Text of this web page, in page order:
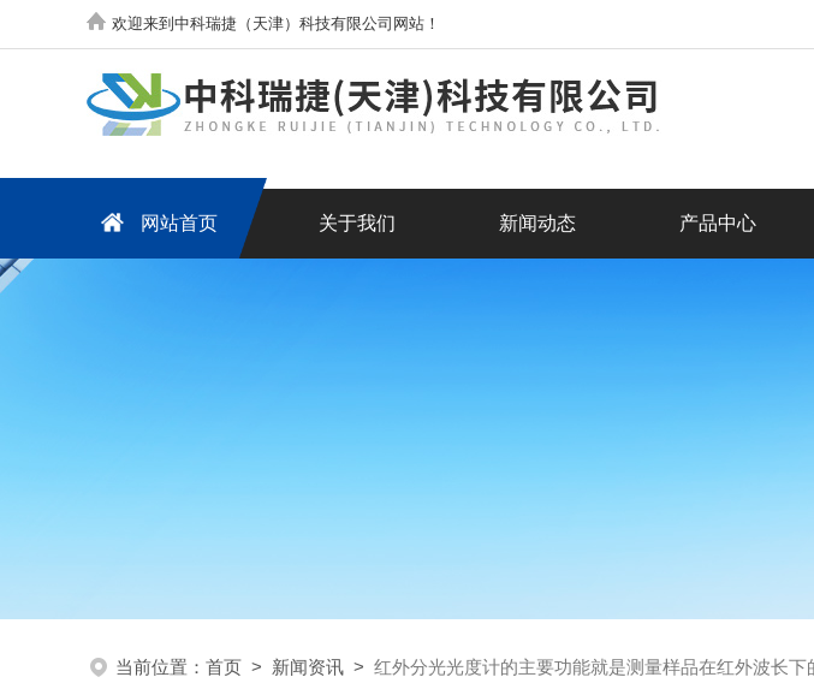
欢迎来到中科瑞捷（天津）科技有限公司网站！
网站首页 关于我们 新闻动态 产品中心
当前位置： 首页 > 新闻资讯 > 红外分光光度计的主要功能就是测量样品在红外波长下